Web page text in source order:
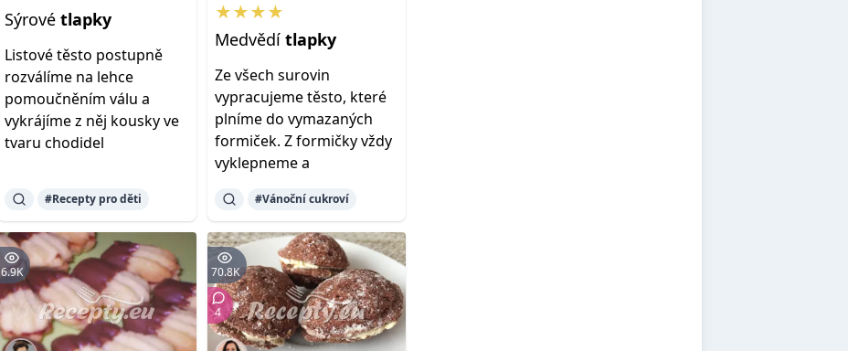
Sýrovétlapky
Listové těsto postupně
rozválíme na lehce
pomoučněním válu a
vykrájíme z něj kousky ve
tvaru chodidel
#Recepty pro děti
★★★★
Medvědí tlapky
Ze všech surovin
vypracujeme těsto, které
plníme do vymazaných
formiček. Z formičky vždy
vyklepneme a
#Vánoční cukroví
6.9K 70.8K
4